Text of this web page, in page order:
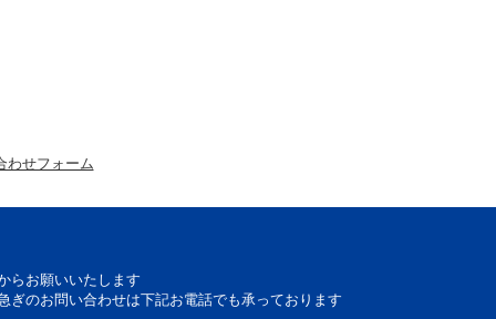
わせフォーム
らお願いいたします
ぎのお問い合わせは下記お電話でも承っております